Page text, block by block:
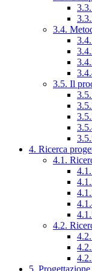
3.4.
3.5. Il
4. Ricerca
4.1.
4.2.
5.